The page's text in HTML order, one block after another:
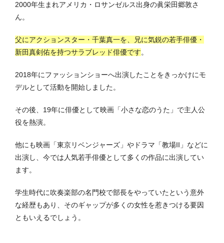
2000年生まれアメリカ・ロサンゼルス出身の眞栄田郷敦さ
ん。
父にアクションスター・千葉真一を、兄に気鋭の若手俳優・
新田真剣佑を持つサラブレッド俳優です。
2018年にファッションショーへ出演したことをきっかけにモ
デルとして活動を開始しました。
その後、19年に俳優として映画「小さな恋のうた」で主人公
役を熱演。
他にも映画「東京リベンジャーズ」やドラマ「教場II」などに
出演し、今では人気若手俳優として多くの作品に出演してい
ます。
学生時代に吹奏楽部の名門校で部長をやっていたという意外
な経歴もあり、そのギャップが多くの女性を惹きつける要因
ともいえるでしょう。